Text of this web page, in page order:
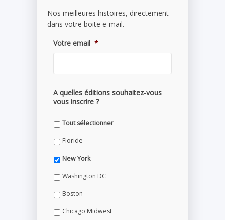
Nos meilleures histoires, directement
dans votre boite e-mail.
Votre email *
A quelles éditions souhaitez-vous
vous inscrire ?
Tout sélectionner
Floride
New York
Washington DC
Boston
Chicago Midwest